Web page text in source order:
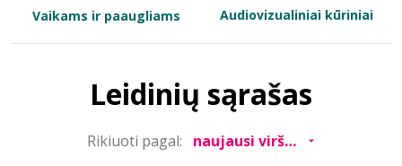
Bibliotekoms
Vaikams ir paaugliams Audiovizualiniai kūriniai
Leidinių sąrašas
Rikiuoti pagal: